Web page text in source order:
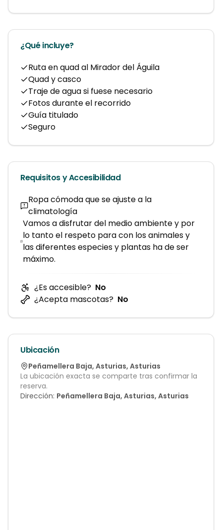
¿Qué incluye?
Ruta en quad al Mirador del Águila
Quad y casco
Traje de agua si fuese necesario
Fotos durante el recorrido
Guía titulado
Seguro
Requisitos y Accesibilidad
Ropa cómoda que se ajuste a la
climatología
Vamos a disfrutar del medio ambiente y por
lo tanto el respeto para con los animales y
las diferentes especies y plantas ha de ser
máximo.
¿Es accesible? No
¿Acepta mascotas? No
Ubicación
Peñamellera Baja, Asturias, Asturias
La ubicación exacta se comparte tras confirmar la
reserva.
Dirección: Peñamellera Baja, Asturias, Asturias